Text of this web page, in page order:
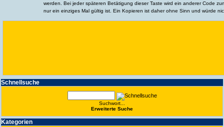
Schnell­suche
Suchwort...
Erwei­terte Suche
Kate­gorien
werden. Bei jeder späteren Betätigung dieser Taste wird ein anderer Code
nur ein einziges Mal gültig ist. Ein Kopieren ist daher ohne Sinn und würde